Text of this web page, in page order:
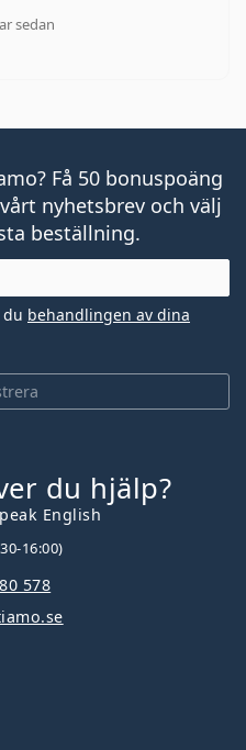
sedan
av 5
Få 50 bonuspoäng
nyhetsbrev och välj
beställning.
behandlingen av dina
du hjälp?
English
16:00)
578